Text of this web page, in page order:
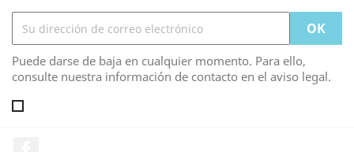
Puede darse de baja en cualquier momento. Para ello,
consulte nuestra información de contacto en el aviso legal.